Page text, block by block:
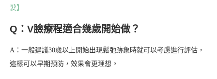
髮】
Q：V臉療程適合幾歲開始做？
A：一般建議30歲以上開始出現鬆弛跡象時就可以考慮進行評估，
這樣可以早期預防，效果會更理想。